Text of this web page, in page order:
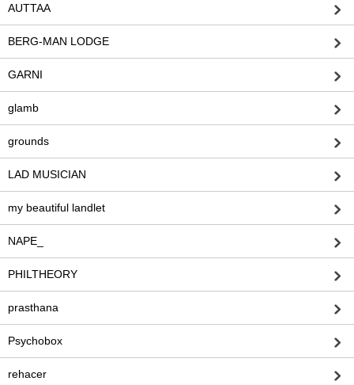
AUTTAA
BERG-MAN LODGE
GARNI
glamb
grounds
LAD MUSICIAN
my beautiful landlet
NAPE_
PHILTHEORY
prasthana
Psychobox
rehacer